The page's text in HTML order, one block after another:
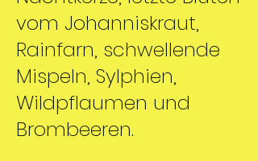
vom Johanniskraut,
Rainfarn, schwellende
Mispeln, Sylphien,
Wildpflaumen und
Brombeeren.